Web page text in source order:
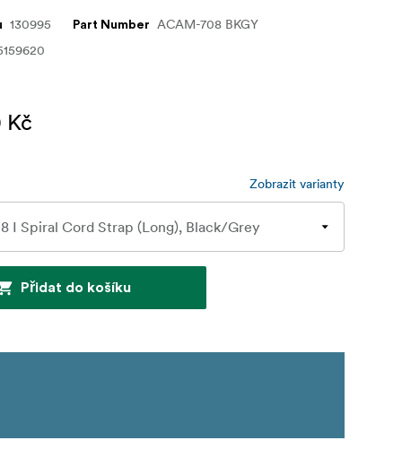
130995 Part Number ACAM-708 BKGY
Kč
Zobrazit varianty
Přidat do košíku